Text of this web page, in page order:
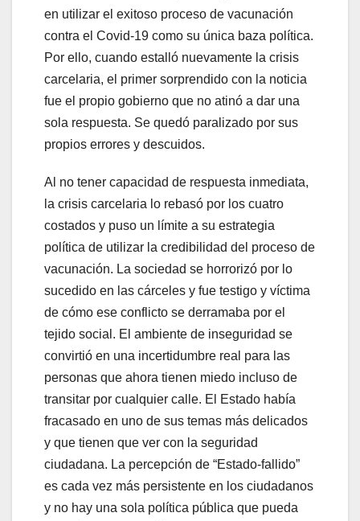
en utilizar el exitoso proceso de vacunación
contra el Covid-19 como su única baza política.
Por ello, cuando estalló nuevamente la crisis
carcelaria, el primer sorprendido con la noticia
fue el propio gobierno que no atinó a dar una
sola respuesta. Se quedó paralizado por sus
propios errores y descuidos.
Al no tener capacidad de respuesta inmediata,
la crisis carcelaria lo rebasó por los cuatro
costados y puso un límite a su estrategia
política de utilizar la credibilidad del proceso de
vacunación. La sociedad se horrorizó por lo
sucedido en las cárceles y fue testigo y víctima
de cómo ese conflicto se derramaba por el
tejido social. El ambiente de inseguridad se
convirtió en una incertidumbre real para las
personas que ahora tienen miedo incluso de
transitar por cualquier calle. El Estado había
fracasado en uno de sus temas más delicados
y que tienen que ver con la seguridad
ciudadana. La percepción de “Estado-fallido”
es cada vez más persistente en los ciudadanos
y no hay una sola política pública que pueda